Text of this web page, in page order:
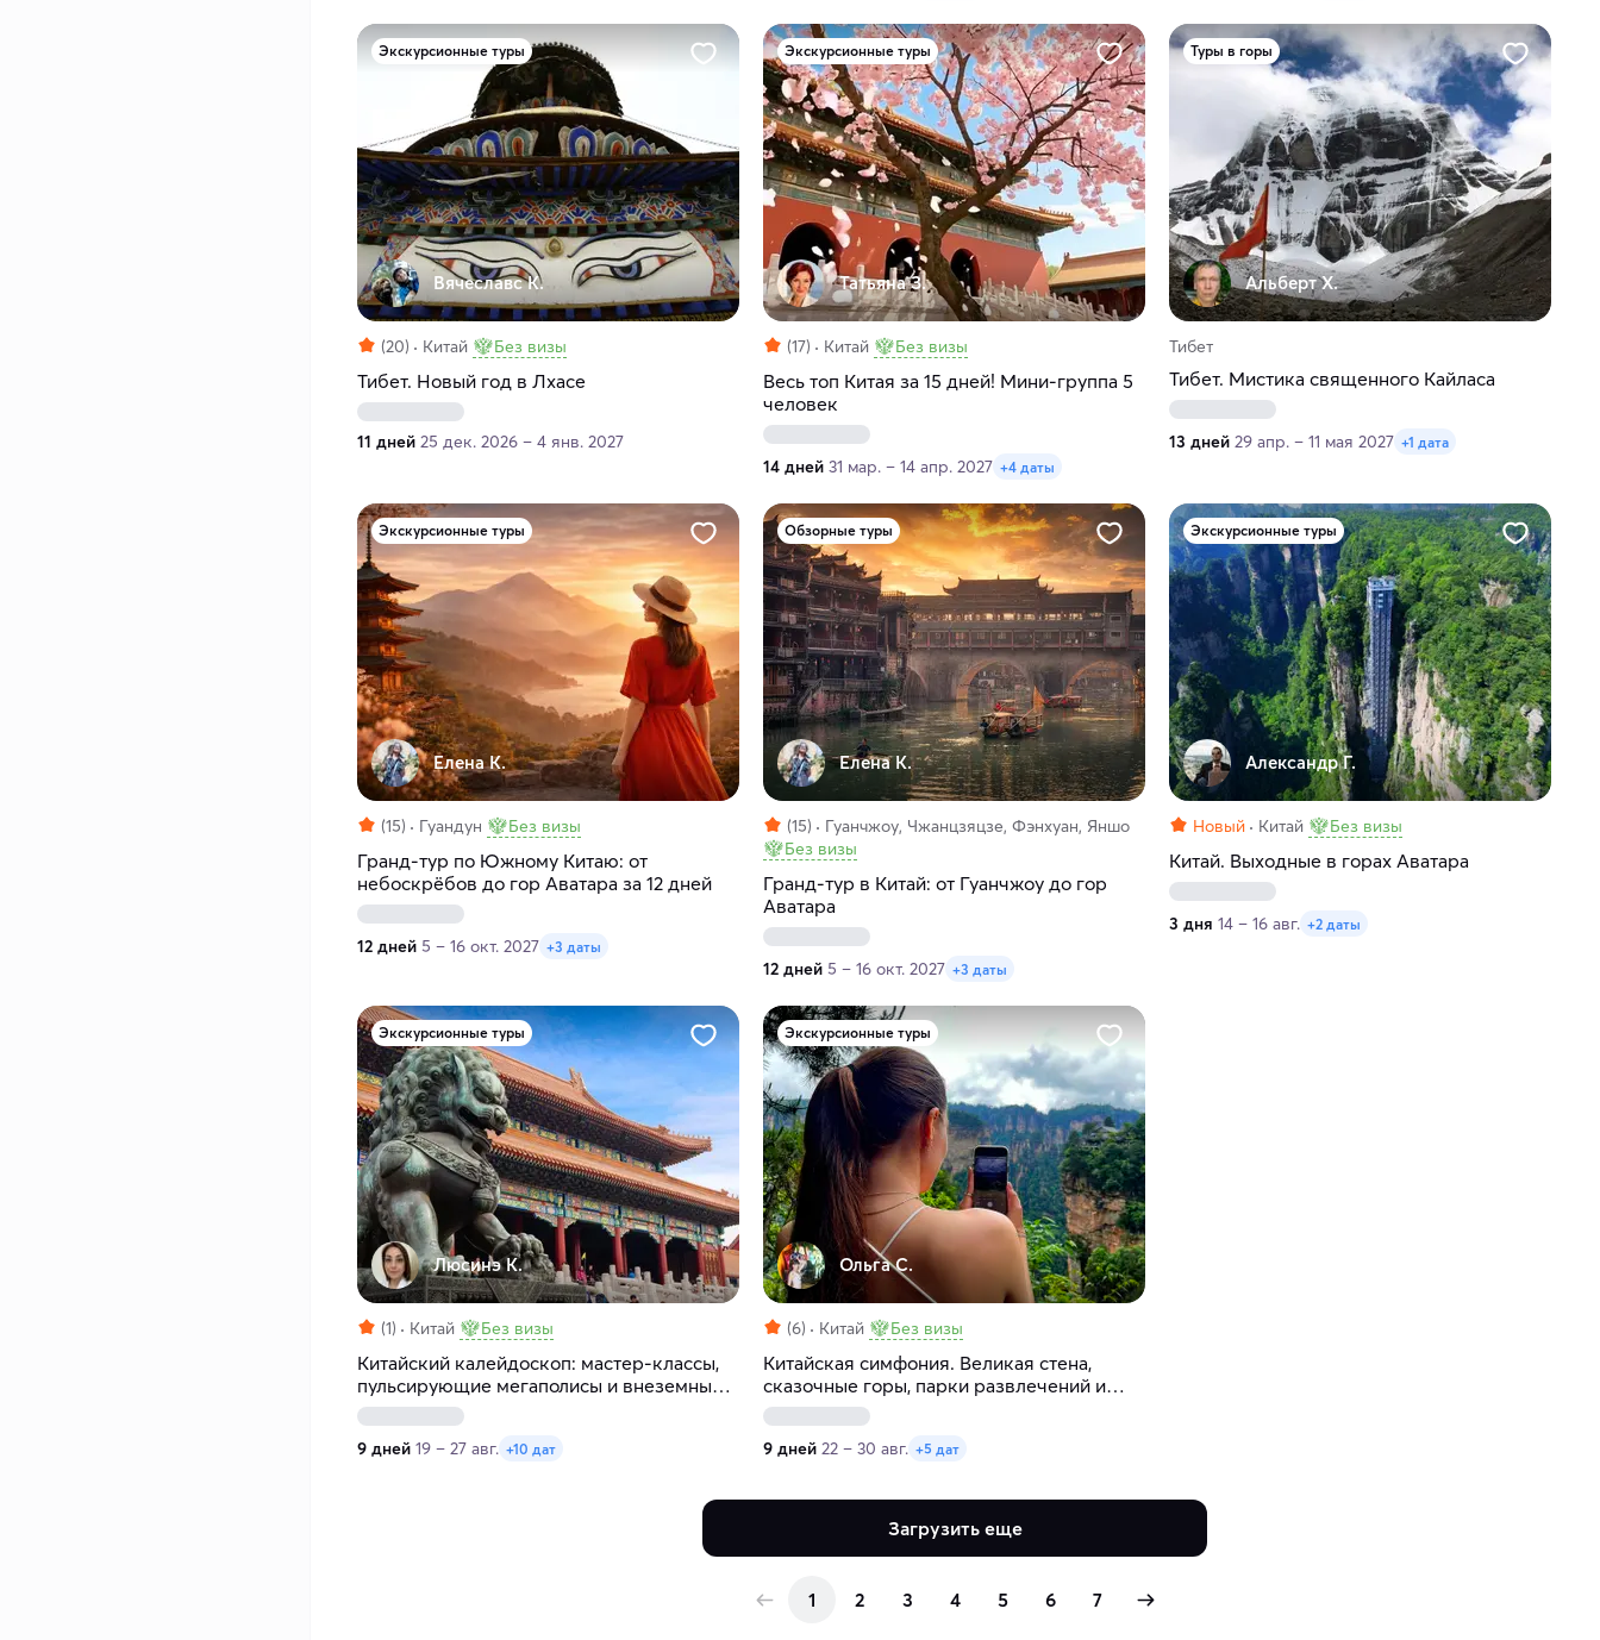
Экскурсионные туры
Вячеславс К.
(20) Китай Без визы
Тибет. Новый год в Лхасе
11 дней 25 дек. 2026 – 4 янв. 2027
Экскурсионные туры
Татьяна З.
(17) Китай Без визы
Весь топ Китая за 15 дней! Мини-группа 5
человек
14 дней 31 мар. – 14 апр. 2027 +4 даты
Туры в горы
Альберт Х.
Тибет
Тибет. Мистика священного Кайласа
13 дней 29 апр. – 11 мая 2027 +1 дата
Экскурсионные туры
Елена К.
(15) Гуандун Без визы
Гранд-тур по Южному Китаю: от
небоскрёбов до гор Аватара за 12 дней
12 дней 5 – 16 окт. 2027 +3 даты
Обзорные туры
Елена К.
(15)
Гуанчжоу, Чжанцзяцзе, Фэнхуан, Яншо
Без визы
Гранд-тур в Китай: от Гуанчжоу до гор
Аватара
12 дней 5 – 16 окт. 2027 +3 даты
Экскурсионные туры
Александр Г.
Новый Китай Без визы
Китай. Выходные в горах Аватара
3 дня 14 – 16 авг. +2 даты
Экскурсионные туры
Люсинэ К.
(1) Китай Без визы
Китайский калейдоскоп: мастер-классы,
пульсирующие мегаполисы и внеземные
пейзажи
9 дней 19 – 27 авг. +10 дат
Экскурсионные туры
Ольга С.
(6) Китай Без визы
Китайская симфония. Великая стена,
сказочные горы, парки развлечений и
мегаполисы
9 дней 22 – 30 авг. +5 дат
Загрузить еще
1 2 3 4 5 6 7